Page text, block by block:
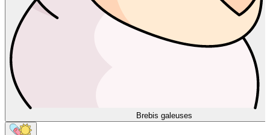
Brebis galeuses